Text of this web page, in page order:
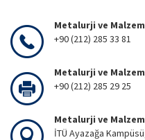
Metalurji ve
+90 (212) 285 33 81
Metalurji ve
+90 (212) 285 29 25
Metalurji ve
İTÜ Ayazağa